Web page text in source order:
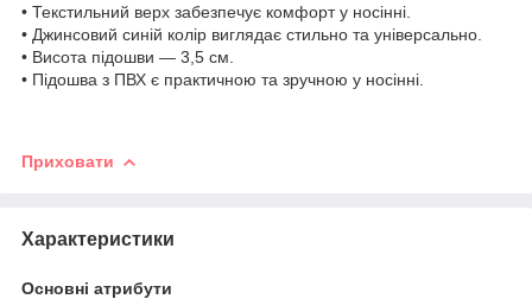
• Текстильний верх забезпечує комфорт у носінні.
• Джинсовий синій колір виглядає стильно та універсально.
• Висота підошви — 3,5 см.
• Підошва з ПВХ є практичною та зручною у носінні.
Приховати
Характеристики
Основні атрибути